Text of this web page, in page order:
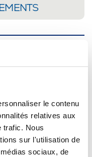
le contenu
relatives aux
trafic. Nous
sur l'utilisation de
sociaux, de
habituellement
te préparer à la
Elles constituent un
connaissances
au programme qui